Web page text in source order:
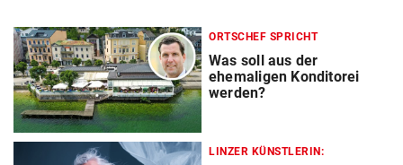
ORTSCHEF SPRICHT
Was soll aus der
ehemaligen Konditorei
werden?
LINZER KÜNSTLERIN: